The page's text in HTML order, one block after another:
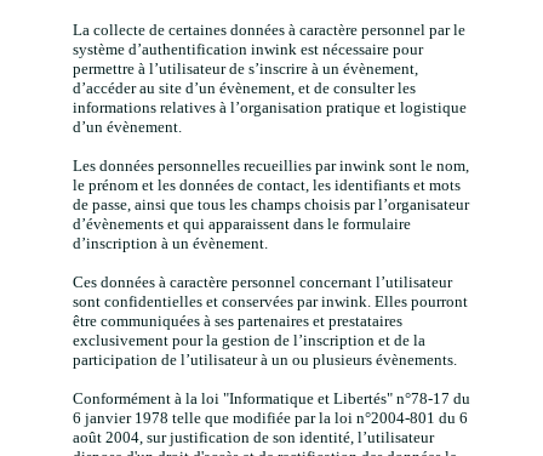
La collecte de certaines données à caractère personnel par le
système d’authentification inwink est nécessaire pour
permettre à l’utilisateur de s’inscrire à un évènement,
d’accéder au site d’un évènement, et de consulter les
informations relatives à l’organisation pratique et logistique
d’un évènement.
Les données personnelles recueillies par inwink sont le nom,
le prénom et les données de contact, les identifiants et mots
de passe, ainsi que tous les champs choisis par l’organisateur
d’évènements et qui apparaissent dans le formulaire
d’inscription à un évènement.
Ces données à caractère personnel concernant l’utilisateur
sont confidentielles et conservées par inwink. Elles pourront
être communiquées à ses partenaires et prestataires
exclusivement pour la gestion de l’inscription et de la
participation de l’utilisateur à un ou plusieurs évènements.
Conformément à la loi "Informatique et Libertés" n°78-17 du
6 janvier 1978 telle que modifiée par la loi n°2004-801 du 6
août 2004, sur justification de son identité, l’utilisateur